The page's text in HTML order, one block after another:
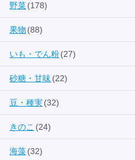
野菜(178)
果物 (88)
いも・でん粉(27)
砂糖・甘味(22)
豆・種実(32)
きのこ (24)
海藻(32)